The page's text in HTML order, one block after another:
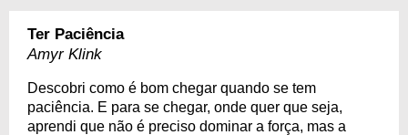
Ter Paciência
Amyr Klink
Descobri como é bom chegar quando se tem
paciência. E para se chegar, onde quer que seja,
aprendi que não é preciso dominar a força, mas a